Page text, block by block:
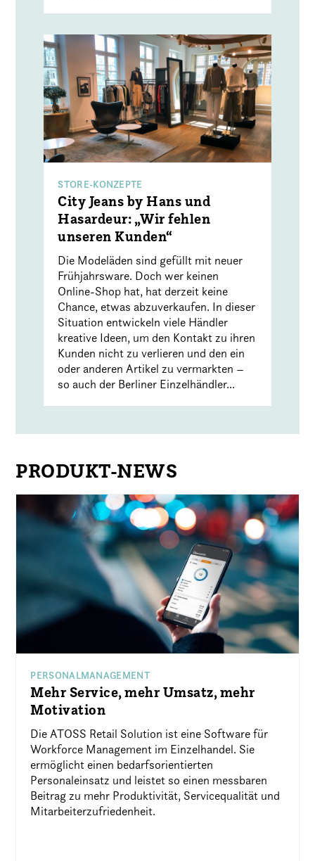
STORE-KONZEPTE
City Jeans by Hans und
Hasardeur: „Wir fehlen
unseren Kunden“
Die Modeläden sind gefüllt mit neuer
Frühjahrsware. Doch wer keinen
Online-Shop hat, hat derzeit keine
Chance, etwas abzuverkaufen. In dieser
Situation entwickeln viele Händler
kreative Ideen, um den Kontakt zu ihren
Kunden nicht zu verlieren und den ein
oder anderen Artikel zu vermarkten –
so auch der Berliner Einzelhändler...
PRODUKT-NEWS
PERSONALMANAGEMENT
Mehr Service, mehr Umsatz, mehr
Motivation
Die ATOSS Retail Solution ist eine Software für
Workforce Management im Einzelhandel. Sie
ermöglicht einen bedarfsorientierten
Personaleinsatz und leistet so einen messbaren
Beitrag zu mehr Produktivität, Servicequalität und
Mitarbeiterzufriedenheit.